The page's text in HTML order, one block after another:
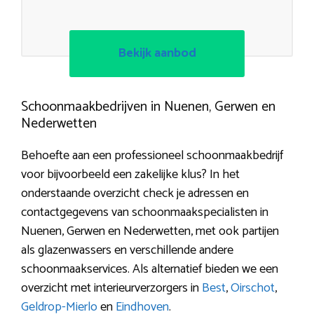
Bekijk aanbod
Schoonmaakbedrijven in Nuenen, Gerwen en
Nederwetten
Behoefte aan een professioneel schoonmaakbedrijf
voor bijvoorbeeld een zakelijke klus? In het
onderstaande overzicht check je adressen en
contactgegevens van schoonmaakspecialisten in
Nuenen, Gerwen en Nederwetten, met ook partijen
als glazenwassers en verschillende andere
schoonmaakservices. Als alternatief bieden we een
overzicht met interieurverzorgers inBest,Oirschot,
Geldrop-MierloenEindhoven.